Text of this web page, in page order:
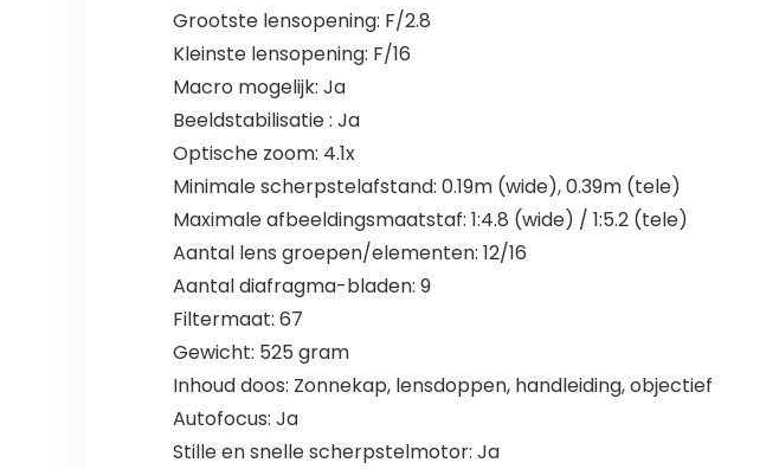
Grootste lensopening: F/2.8
Kleinste lensopening: F/16
Macro mogelijk: Ja
Beeldstabilisatie : Ja
Optische zoom: 4.1x
Minimale scherpstelafstand: 0.19m (wide), 0.39m (tele)
Maximale afbeeldingsmaatstaf: 1:4.8 (wide) / 1:5.2 (tele)
Aantal lens groepen/elementen: 12/16
Aantal diafragma-bladen: 9
Filtermaat: 67
Gewicht: 525 gram
Inhoud doos: Zonnekap, lensdoppen, handleiding, objectief
Autofocus: Ja
Stille en snelle scherpstelmotor: Ja